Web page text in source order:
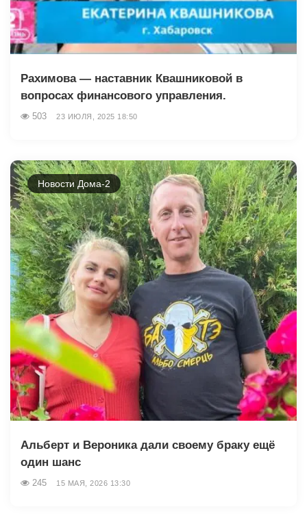
Рахимова — наставник Квашниковой в
вопросах финансового управления.
503 23 ИЮЛЯ, 2025 18:50
Новости Дома-2
Альберт и Вероника дали своему браку ещё
один шанс
245 15 МАЯ, 2026 13:30